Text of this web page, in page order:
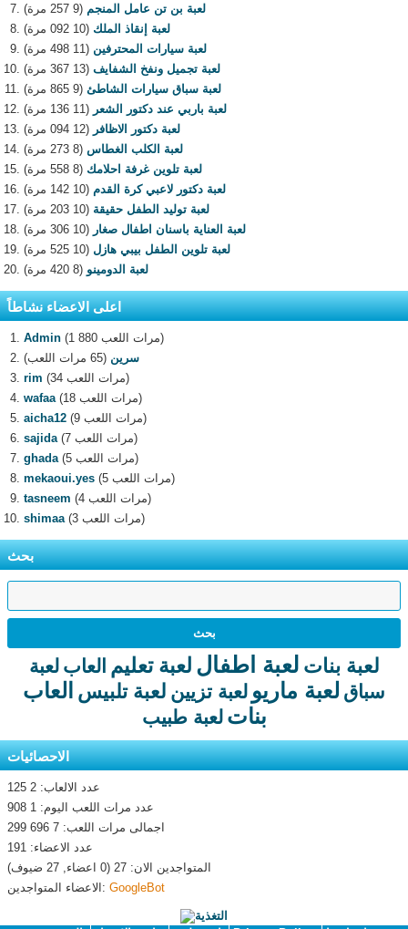
لعبة بن تن عامل المنجم (9 257 مرة)
لعبة إنقاذ الملك (10 092 مرة)
لعبة سيارات المحترفين (11 498 مرة)
لعبة تجميل ونفخ الشفايف (13 367 مرة)
لعبة سباق سيارات الشاطئ (9 865 مرة)
لعبة باربي عند دكتور الشعر (11 136 مرة)
لعبة دكتور الاظافر (12 094 مرة)
لعبة الكلب الغطاس (8 273 مرة)
لعبة تلوين غرفة احلامك (8 558 مرة)
لعبة دكتور لاعبي كرة القدم (10 142 مرة)
لعبة توليد الطفل حقيقة (10 203 مرة)
لعبة العناية باسنان اطفال صغار (10 306 مرة)
لعبة تلوين الطفل بيبي هازل (10 525 مرة)
لعبة الدومينو (8 420 مرة)
اعلى الاعضاء نشاطاً
Admin
(1 880 مرات اللعب)
سرين (65 مرات اللعب)
rim
(34 مرات اللعب)
wafaa
(18 مرات اللعب)
aicha12
(9 مرات اللعب)
sajida
(7 مرات اللعب)
ghada
(5 مرات اللعب)
mekaoui.yes
(5 مرات اللعب)
tasneem
(4 مرات اللعب)
shimaa
(3 مرات اللعب)
بحث
لعبة بنات لعبة اطفال لعبة تعليم العاب لعبة
سباق لعبة ماريو لعبة تزيين لعبة تلبيس العاب
بنات لعبة طبيب
الاحصائيات
عدد الالعاب: 2 125
عدد مرات اللعب اليوم: 1 908
اجمالى مرات اللعب: 7 696 299
عدد الاعضاء: 191
المتواجدين الان: 27 (0 اعضاء, 27 ضيوف)
الاعضاء المتواجدين: GoogleBot